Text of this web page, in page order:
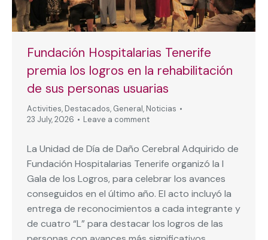
Fundación Hospitalarias Tenerife
premia los logros en la rehabilitación
de sus personas usuarias
Activities, Destacados, General, Noticias
23 July, 2026
Leave a comment
La Unidad de Día de Daño Cerebral Adquirido de
Fundación Hospitalarias Tenerife organizó la I
Gala de los Logros, para celebrar los avances
conseguidos en el último año. El acto incluyó la
entrega de reconocimientos a cada integrante y
de cuatro “L” para destacar los logros de las